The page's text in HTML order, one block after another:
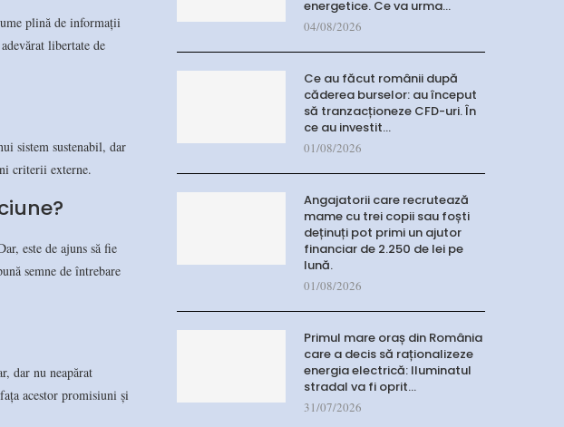
plină de informații
libertate de
sistem sustenabil, dar
criterii externe.
este de ajuns să fie
semne de întrebare
dar nu neapărat
acestor promisiuni și
energetice. Ce va urma…
04/08/2026
Ce au făcut românii după
căderea burselor: au început
să tranzacționeze CFD-uri. În
ce au investit…
01/08/2026
Angajatorii care recrutează
mame cu trei copii sau foști
deținuți pot primi un ajutor
financiar de 2.250 de lei pe
lună.
01/08/2026
Primul mare oraș din România
care a decis să raționalizeze
energia electrică: Iluminatul
stradal va fi oprit…
31/07/2026